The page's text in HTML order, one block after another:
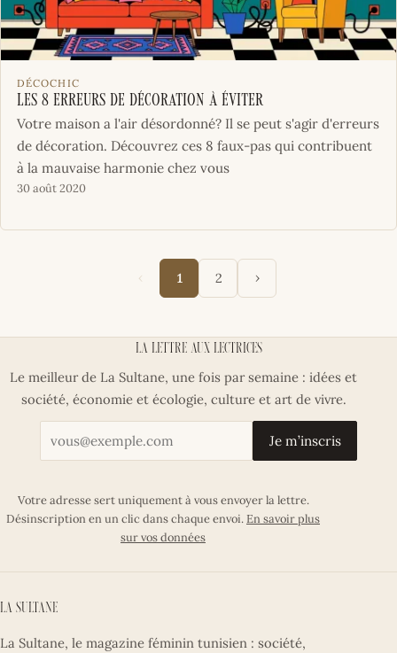
DÉCOCHIC
Les 8 erreurs de décoration à éviter
Votre maison a l'air désordonné? Il se peut s'agir d'erreurs
de décoration. Découvrez ces 8 faux-pas qui contribuent
à la mauvaise harmonie chez vous
30 août 2020
‹ 1 2 ›
La lettre aux lectrices
Le meilleur de La Sultane, une fois par semaine : idées et
société, économie et écologie, culture et art de vivre.
Votre adresse email
Je m’inscris
Votre adresse sert uniquement à vous envoyer la lettre.
Désinscription en un clic dans chaque envoi.En savoir plus
sur vos données
La Sultane
La Sultane, le magazine féminin tunisien : société,